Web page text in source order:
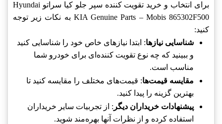
برای انتخاب و خرید تقویت کننده سپر جلو کیا سراتو Hyundai
KIA Genuine Parts – Mobis 865302F500 به نکات زیر توجه
کنید:
شناسایی نیازها: ابتدا نیازهای خاص خود را شناسایی کنید
و ببینید که چه نوع تقویت کننده‌ای برای خودرو شما
مناسب است.
مقایسه قیمت‌ها: قیمت‌های مختلف را مقایسه کنید تا
بهترین گزینه را پیدا کنید.
پیشنهادات خریداران دیگر : از تجربیات سایر خریداران
استفاده کرده و از نظرات آنها بهره‌مند شوید.